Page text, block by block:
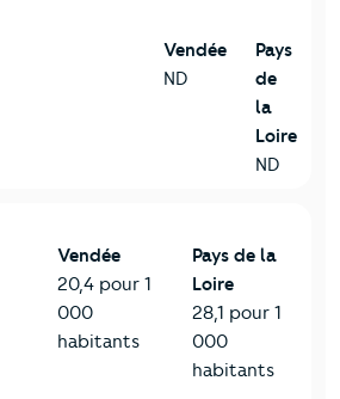
Vendée
ND
Pays
de
la
Loire
ND
Vendée
20,4 pour 1
000
habitants
Pays de la
Loire
28,1 pour 1
000
habitants